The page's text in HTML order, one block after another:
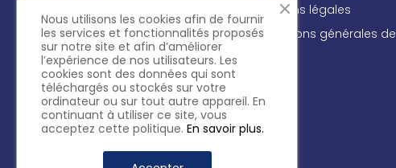
> Mentions légales
> Conditions générales de
Nous utilisons les cookies afin de fournir
les services et fonctionnalités proposés
sur notre site et afin d’améliorer
l’expérience de nos utilisateurs. Les
cookies sont des données qui sont
téléchargés ou stockés sur votre
ordinateur ou sur tout autre appareil. En
continuant à utiliser ce site, vous
acceptez cette politique. En savoir plus.